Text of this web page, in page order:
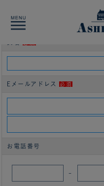
商品についてのお
レッドサークル ロール
Eメールアドレス 必須
お電話番号
-